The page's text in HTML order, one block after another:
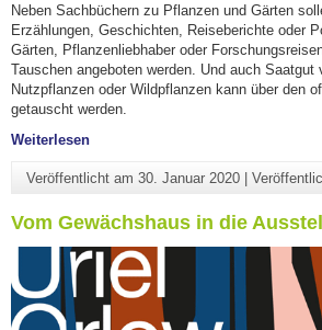
Neben Sachbüchern zu Pflanzen und Gärten
Erzählungen, Geschichten, Reiseberichte oder
Gärten, Pflanzenliebhaber oder
Tauschen angeboten werden. Und auch Saatgut
Nutzpflanzen oder Wildpflanzen kann über den
getauscht werden.
Weiterlesen"Einladung zur Saisoneröffnung"
Veröffentlicht am 30. Januar 2020|
Vom Gewächshaus in die